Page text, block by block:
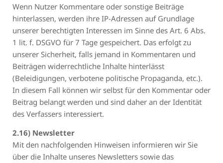
Wenn Nutzer Kommentare oder sonstige Beiträge
hinterlassen, werden ihre IP-Adressen auf Grundlage
unserer berechtigten Interessen im Sinne des Art. 6 Abs.
1 lit. f. DSGVO für 7 Tage gespeichert. Das erfolgt zu
unserer Sicherheit, falls jemand in Kommentaren und
Beiträgen widerrechtliche Inhalte hinterlässt
(Beleidigungen, verbotene politische Propaganda, etc.).
In diesem Fall können wir selbst für den Kommentar oder
Beitrag belangt werden und sind daher an der Identität
des Verfassers interessiert.
2.16) Newsletter
Mit den nachfolgenden Hinweisen informieren wir Sie
über die Inhalte unseres Newsletters sowie das